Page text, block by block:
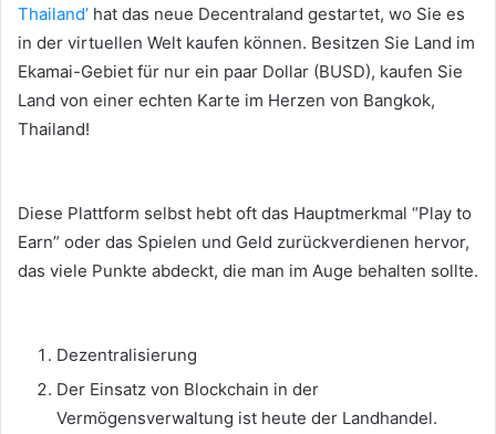
Thailand’ hat das neue Decentraland gestartet, wo Sie es
in der virtuellen Welt kaufen können. Besitzen Sie Land im
Ekamai-Gebiet für nur ein paar Dollar (BUSD), kaufen Sie
Land von einer echten Karte im Herzen von Bangkok,
Thailand!
Diese Plattform selbst hebt oft das Hauptmerkmal “Play to
Earn” oder das Spielen und Geld zurückverdienen hervor,
das viele Punkte abdeckt, die man im Auge behalten sollte.
Dezentralisierung
Der Einsatz von Blockchain in der
Vermögensverwaltung ist heute der Landhandel.